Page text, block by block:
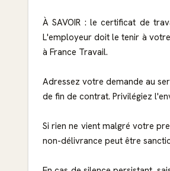
À SAVOIR : le certificat de
L'employeur doit le tenir à
à France Travail.
Adressez votre demande au
de fin de contrat. Privilégiez
Si rien ne vient malgré votre
non-délivrance peut être